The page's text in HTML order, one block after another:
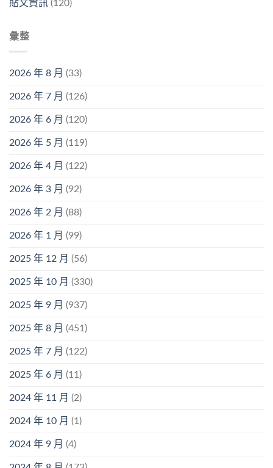
貼文資訊 (120)
彙整
2026 年 8 月 (33)
2026 年 7 月 (126)
2026 年 6 月 (120)
2026 年 5 月 (119)
2026 年 4 月 (122)
2026 年 3 月 (92)
2026 年 2 月 (88)
2026 年 1 月 (99)
2025 年 12 月 (56)
2025 年 10 月 (330)
2025 年 9 月 (937)
2025 年 8 月 (451)
2025 年 7 月 (122)
2025 年 6 月 (11)
2024 年 11 月 (2)
2024 年 10 月 (1)
2024 年 9 月 (4)